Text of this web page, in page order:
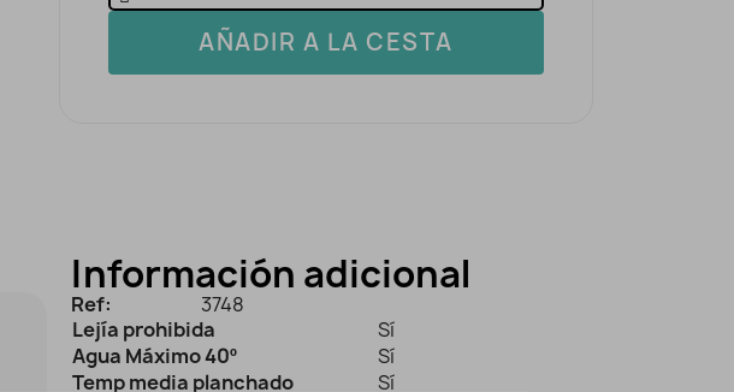
AÑADIR A LA CESTA
Información adicional
Ref:
3748
Lejía prohibida
Sí
Agua Máximo 40º
Sí
Temp media planchado
Sí